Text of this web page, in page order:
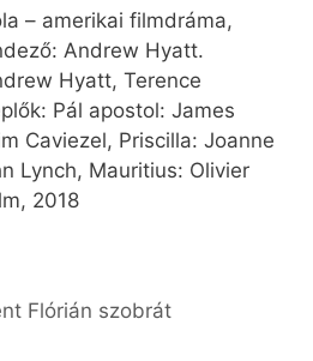
– amerikai filmdráma,
Andrew Hyatt.
Hyatt, Terence
Pál apostol: James
Caviezel, Priscilla: Joanne
Lynch, Mauritius: Olivier
2018
Flórián szobrát